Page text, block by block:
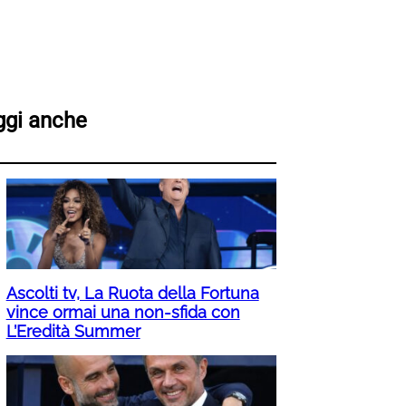
anche
Ascolti tv, La Ruota della Fortuna
vince ormai una non-sfida con
L’Eredità Summer